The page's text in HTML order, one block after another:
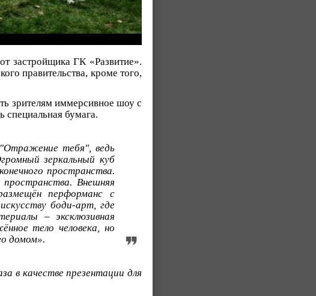
застройщика ГК «Развитие».
правительства, кроме того,
зрителям иммерсивное шоу с
бумага.
тебя", ведь
зеркальный куб
пространства.
Внешняя
перформанс с
боди-арт, где
– эксклюзивная
тело человека, но
домом».
в качестве презентации для